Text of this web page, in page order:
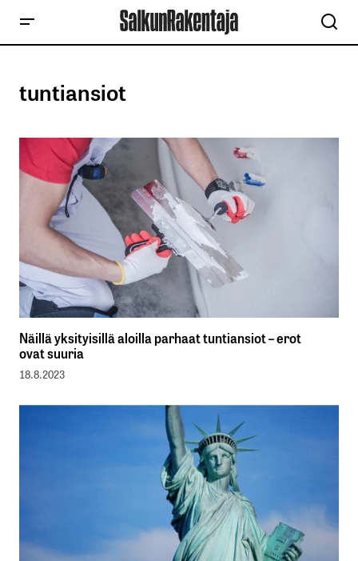
tuntiansiot
Näillä yksityisillä aloilla parhaat tuntiansiot – erot
ovat suuria
18.8.2023